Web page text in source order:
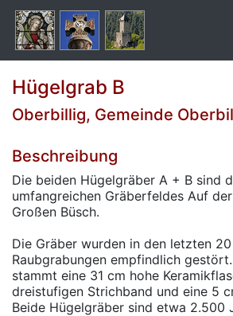
Hügelgrab B
Oberbillig, Gemeinde
Beschreibung
Die beiden Hügelgräber A + B sind
umfangreichen Gräberfeldes Auf
Großen Büsch.
Die Gräber wurden in den letzten
Raubgrabungen empfindlich
stammt eine 31 cm hohe
dreistufigen Strichband und eine 5
Beide Hügelgräber sind etwa 2.500